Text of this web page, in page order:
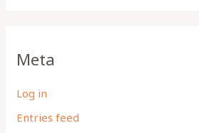
Meta
Log in
Entries feed